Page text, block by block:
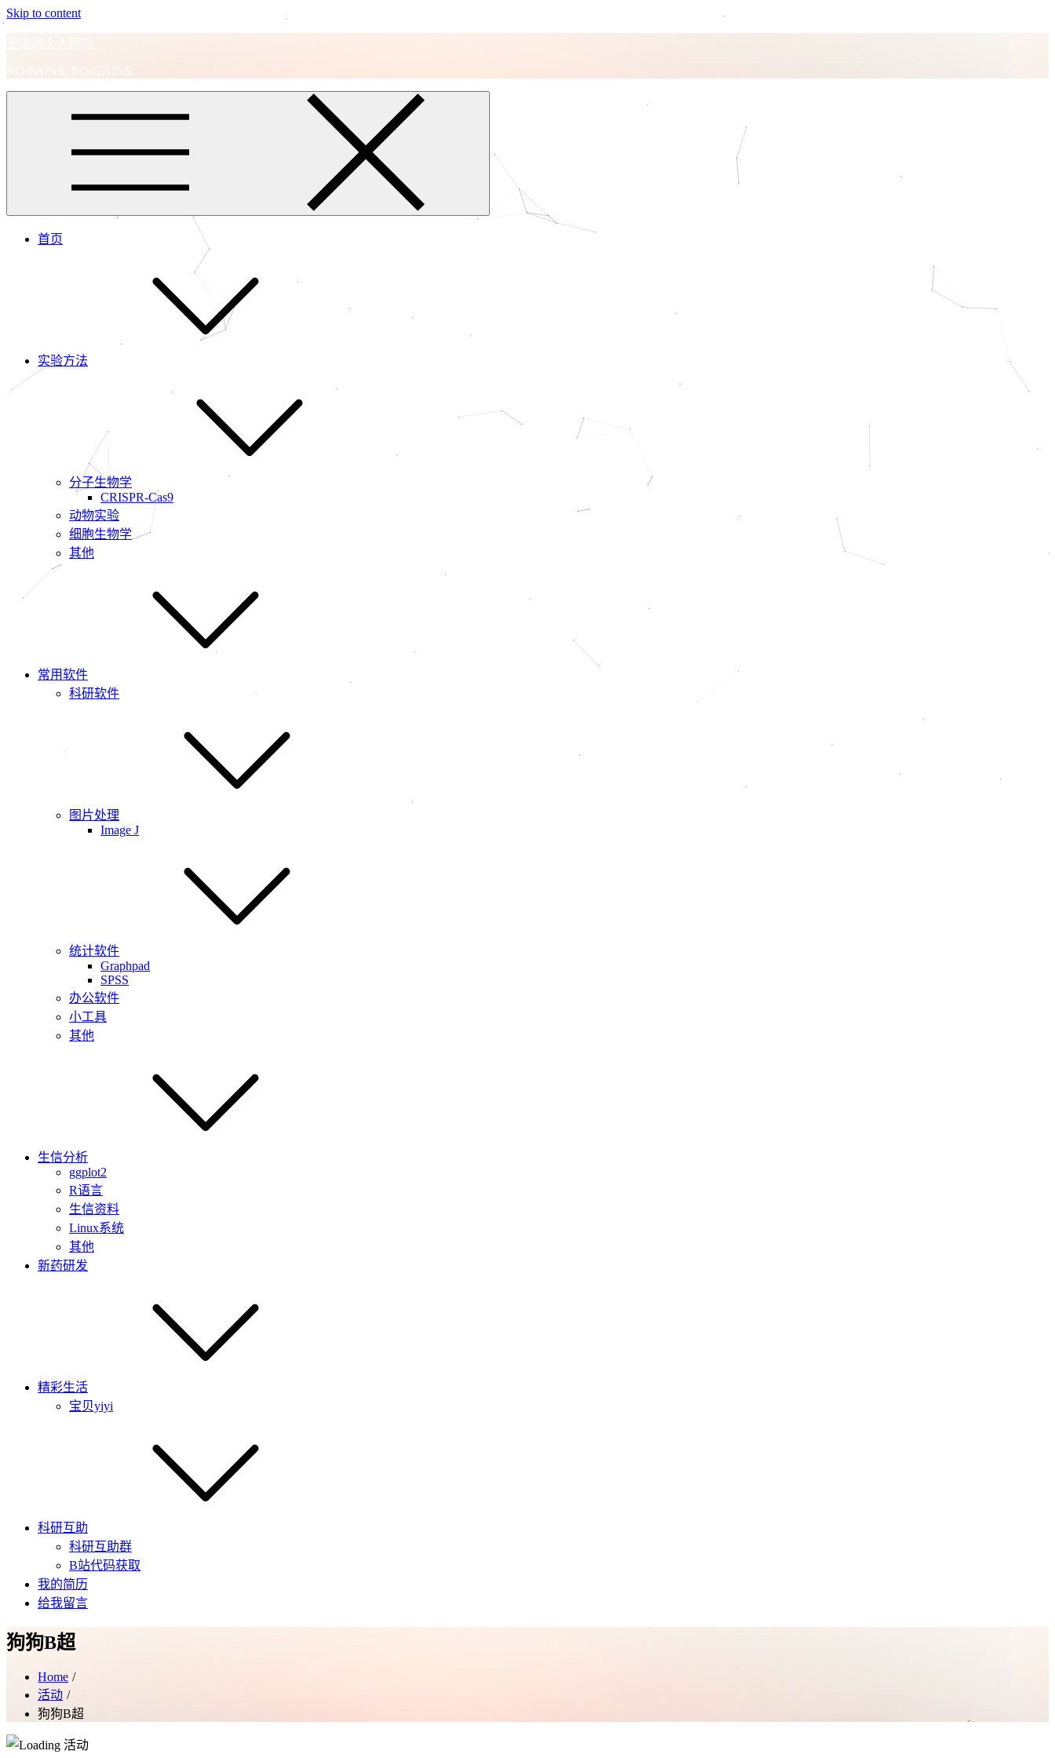
Skip to content
王进的个人网站
NO PAINS, NO GAINS.
首页
实验方法
分子生物学
CRISPR-Cas9
动物实验
细胞生物学
其他
常用软件
科研软件
图片处理
Image J
统计软件
Graphpad
SPSS
办公软件
小工具
其他
生信分析
ggplot2
R语言
生信资料
Linux系统
其他
新药研发
精彩生活
宝贝yiyi
科研互助
科研互助群
B站代码获取
我的简历
给我留言
狗狗B超
Home
活动
狗狗B超